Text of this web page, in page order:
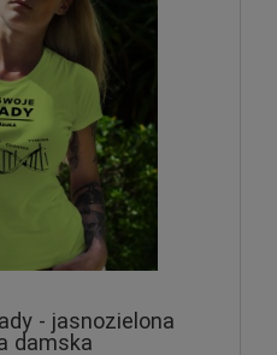
- jasnozielona
damska